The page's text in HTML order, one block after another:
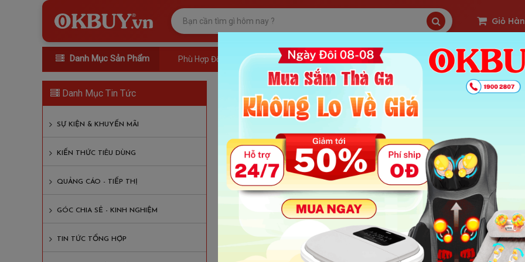
Giỏ
Danh Mục Sản Phẩm Phù Hợp Đối Tượng SP Freeship OKBUY Deal Sản Phẩm Hot
Danh Mục Tin Tức
SỰ KIỆN & KHUYẾN MÃI
KIẾN THỨC TIÊU DÙNG
QUẢNG CÁO - TIẾP THỊ
GÓC CHIA SẺ - KINH NGHIỆM
TIN TỨC TỔNG HỢP
Tuyển dụng nhân viên SEO top Google - Sàn Thương Mại Điện
Lượt xem : 8620 | Ngày Đăng Tin: 29-12-2018
Nội Dung Chính Bài
CTY FUNCO Tuyển Dụng Nhân Viên SEO:
1. Mô tả công việc:
- Lập kế hoạch và triển khai SEO cho từng nhóm danh mục sản phẩm chủ
- Ưu tiên bạn nào sử dụng thành thạo các công cụ hỗ trợ SEO: Ahrefs,
phần mềm tương đương
- Kết hợp SEO các kênh marketing mạng xã hội như Facebook, yotube,